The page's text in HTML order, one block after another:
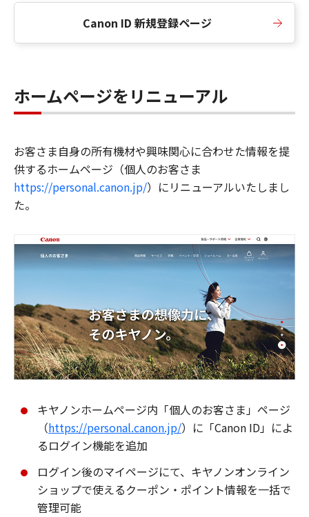
Canon ID 新規登録ページ
ホームページをリニューアル
お客さま自身の所有機材や興味関心に合わせた情報を提
供するホームページ（個人のお客さま
https://personal.canon.jp/）にリニューアルいたしまし
た。
キヤノンホームページ内「個人のお客さま」ページ
（https://personal.canon.jp/）に「Canon ID」によ
るログイン機能を追加
ログイン後のマイページにて、キヤノンオンライン
ショップで使えるクーポン・ポイント情報を一括で
管理可能